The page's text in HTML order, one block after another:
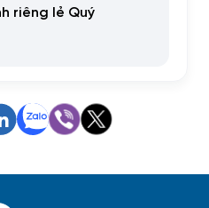
riêng lẻ Quý